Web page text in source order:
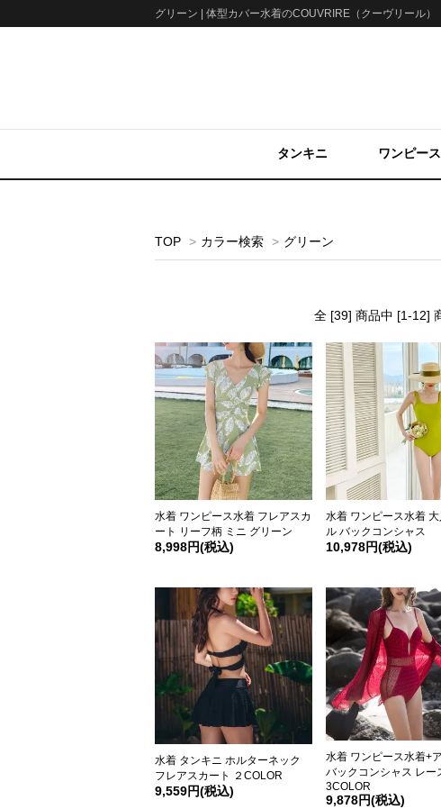
グリーン | 体型カバー水着のCOUVRIRE（クーヴリール）
タンキニ ワンピース
TOP > カラー検索 > グリーン
全 [39] 商品中 [1-12]
水着 ワンピース水着 フレアスカ
ート リーフ柄 ミニ グリーン
8,998円(税込)
水着 ワンピース水着
ル バックコンシャス
10,978円(税込)
水着 タンキニ ホルターネック
フレアスカート ２COLOR
9,559円(税込)
水着 ワンピース水着+
バックコンシャス レー
3COLOR
9,878円(税込)